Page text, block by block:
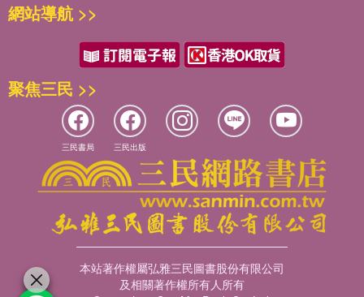
網站導航 >>
聚焦三民 >>
三民書局 三民出版
本站著作權屬弘雅三民圖書股份有限公司
及相關著作權所有人所有